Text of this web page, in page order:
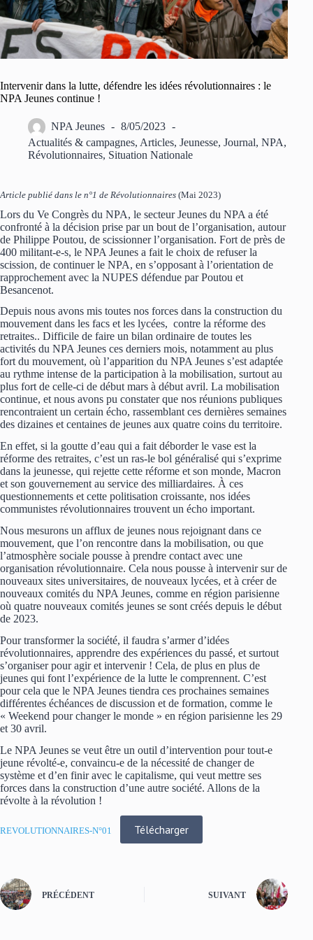
Intervenir dans la lutte, défendre les idées révolutionnaires : le
NPA Jeunes continue !
NPA Jeunes
8/05/2023
Actualités & campagnes, Articles, Jeunesse, Journal, NPA,
Révolutionnaires, Situation Nationale
Article publié dans le n°1 de Révolutionnaires (Mai 2023)
Lors du Ve Congrès du NPA, le secteur Jeunes du NPA a été
confronté à la décision prise par un bout de l’organisation, autour
de Philippe Poutou, de scissionner l’organisation. Fort de près de
400 militant-e-s, le NPA Jeunes a fait le choix de refuser la
scission, de continuer le NPA, en s’opposant à l’orientation de
rapprochement avec la NUPES défendue par Poutou et
Besancenot.
Depuis nous avons mis toutes nos forces dans la construction du
mouvement dans les facs et les lycées, contre la réforme des
retraites.. Difficile de faire un bilan ordinaire de toutes les
activités du NPA Jeunes ces derniers mois, notamment au plus
fort du mouvement, où l’apparition du NPA Jeunes s’est adaptée
au rythme intense de la participation à la mobilisation, surtout au
plus fort de celle-ci de début mars à début avril. La mobilisation
continue, et nous avons pu constater que nos réunions publiques
rencontraient un certain écho, rassemblant ces dernières semaines
des dizaines et centaines de jeunes aux quatre coins du territoire.
En effet, si la goutte d’eau qui a fait déborder le vase est la
réforme des retraites, c’est un ras-le bol généralisé qui s’exprime
dans la jeunesse, qui rejette cette réforme et son monde, Macron
et son gouvernement au service des milliardaires. À ces
questionnements et cette politisation croissante, nos idées
communistes révolutionnaires trouvent un écho important.
Nous mesurons un afflux de jeunes nous rejoignant dans ce
mouvement, que l’on rencontre dans la mobilisation, ou que
l’atmosphère sociale pousse à prendre contact avec une
organisation révolutionnaire. Cela nous pousse à intervenir sur de
nouveaux sites universitaires, de nouveaux lycées, et à créer de
nouveaux comités du NPA Jeunes, comme en région parisienne
où quatre nouveaux comités jeunes se sont créés depuis le début
de 2023.
Pour transformer la société, il faudra s’armer d’idées
révolutionnaires, apprendre des expériences du passé, et surtout
s’organiser pour agir et intervenir ! Cela, de plus en plus de
jeunes qui font l’expérience de la lutte le comprennent. C’est
pour cela que le NPA Jeunes tiendra ces prochaines semaines
différentes échéances de discussion et de formation, comme le
« Weekend pour changer le monde » en région parisienne les 29
et 30 avril.
Le NPA Jeunes se veut être un outil d’intervention pour tout-e
jeune révolté-e, convaincu-e de la nécessité de changer de
système et d’en finir avec le capitalisme, qui veut mettre ses
forces dans la construction d’une autre société. Allons de la
révolte à la révolution !
REVOLUTIONNAIRES-N°01 Télécharger
PRÉCÉDENT SUIVANT